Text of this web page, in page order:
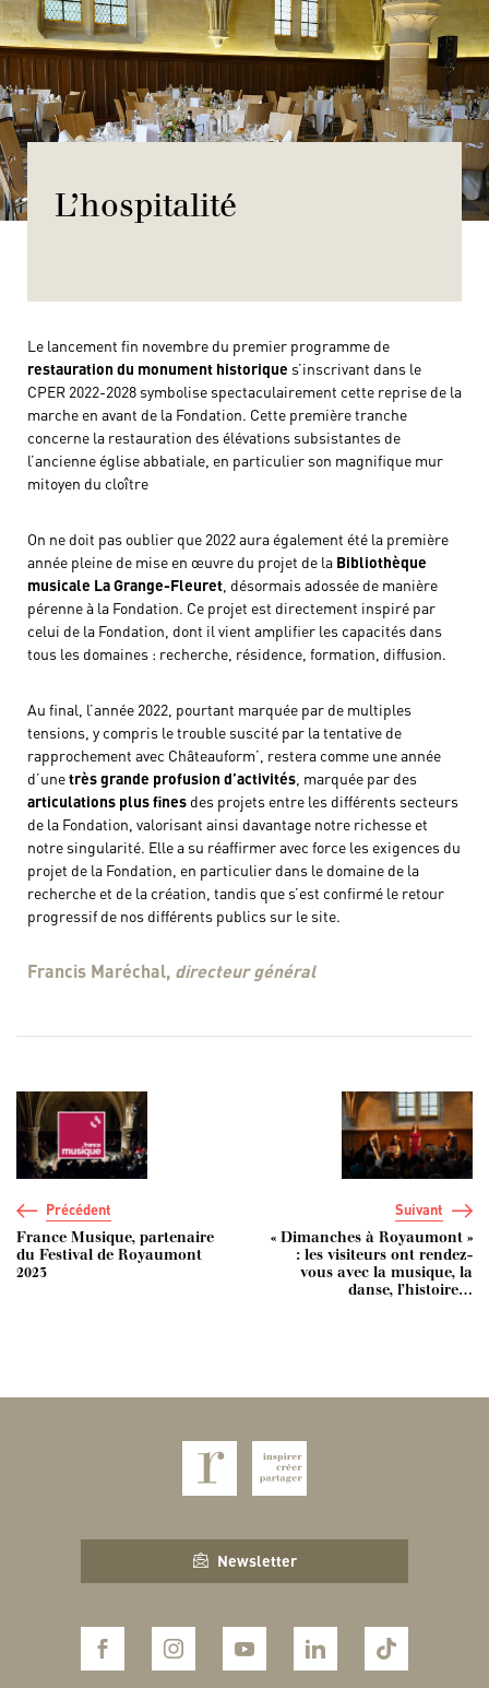
L’hospitalité
Le lancement fin novembre du premier programme de
restauration du monument historique s’inscrivant dans le
CPER 2022-2028 symbolise spectaculairement cette reprise de la
marche en avant de la Fondation. Cette première tranche
concerne la restauration des élévations subsistantes de
l’ancienne église abbatiale, en particulier son magnifique mur
mitoyen du cloître
On ne doit pas oublier que 2022 aura également été la première
année pleine de mise en œuvre du projet de la Bibliothèque
musicale La Grange-Fleuret , désormais adossée de manière
pérenne à la Fondation. Ce projet est directement inspiré par
celui de la Fondation, dont il vient amplifier les capacités dans
tous les domaines : recherche, résidence, formation, diffusion.
Au final, l’année 2022, pourtant marquée par de multiples
tensions, y compris le trouble suscité par la tentative de
rapprochement avec Châteauform’, restera comme une année
d’unetrès grande profusion d’activités , marquée par des
articulations plus fines des projets entre les différents secteurs
de la Fondation, valorisant ainsi davantage notre richesse et
notre singularité. Elle a su réaffirmer avec force les exigences du
projet de la Fondation, en particulier dans le domaine de la
recherche et de la création, tandis que s’est confirmé le retour
progressif de nos différents publics sur le site.
Francis Maréchal, directeur général
Navigation de l’article
Précédent
France Musique, partenaire
du Festival de Royaumont
2023
Suivant
« Dimanches à Royaumont »
: les visiteurs ont rendez-
vous avec la musique, la
danse, l’histoire…
Newsletter